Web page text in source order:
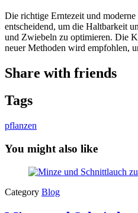
Die richtige Erntezeit und
entscheidend, um die Haltbarkeit
und Zwiebeln zu optimieren. Die
neuer Methoden wird empfohlen,
Share with friends
Tags
pflanzen
You might also like
Category Blog